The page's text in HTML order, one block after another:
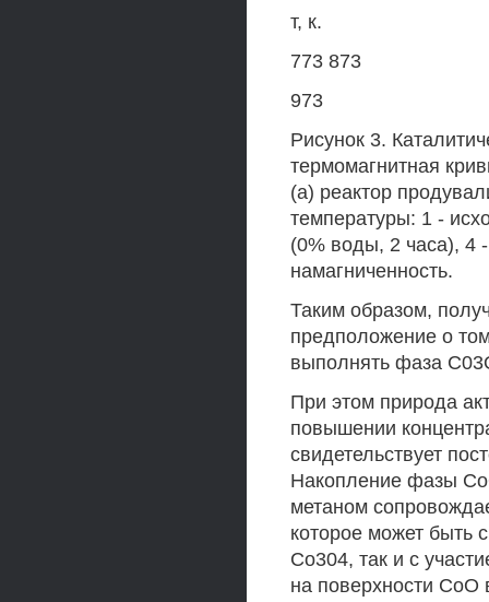
т, к.
773 873
973
Рисунок 3.
термомагнитная
(а) реактор
температуры: 1 -
(0% воды, 2 часа), 4
намагниченность.
Таким образом,
предположение о
выполнять фаза
При этом природа
повышении
свидетельствует
Накопление фазы
метаном
которое может быть
Со304, так и с
на поверхности СоО